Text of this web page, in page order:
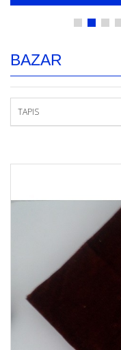
BAZAR
TAPIS